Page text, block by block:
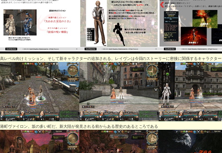
高レベル向けミッション、そして新キャラクターの追加される。レイヴンは今回のストーリーに密接に関係するキャラクタ
港町ヴァイロン。坂の多い町だ。新大陸が発見される前からある歴史のあるところである